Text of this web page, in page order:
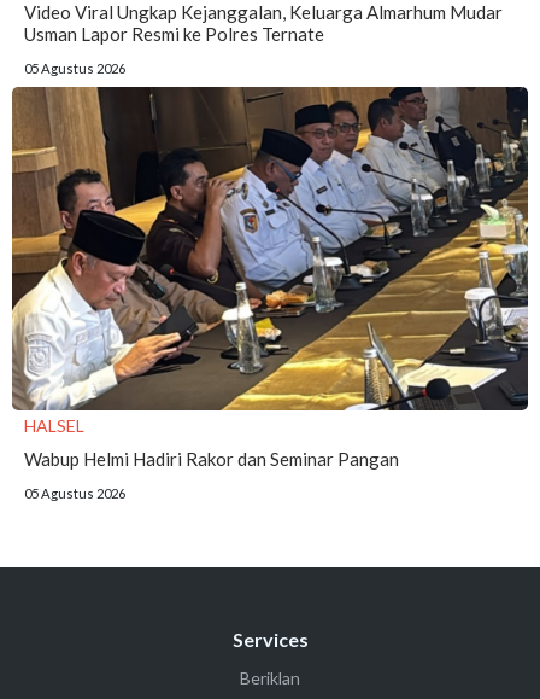
Video Viral Ungkap Kejanggalan, Keluarga Almarhum Mudar
Usman Lapor Resmi ke Polres Ternate
05 Agustus 2026
HALSEL
Wabup Helmi Hadiri Rakor dan Seminar Pangan
05 Agustus 2026
Services
Beriklan